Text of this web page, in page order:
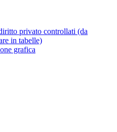
privato controllati (da
in tabelle)
grafica